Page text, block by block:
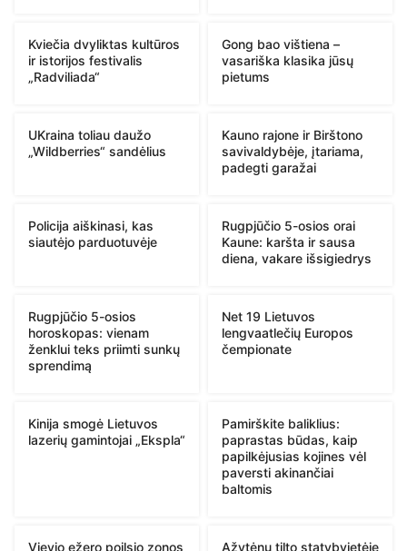
Kviečia dvyliktas kultūros
ir istorijos festivalis
„Radviliada“
Gong bao vištiena –
vasariška klasika jūsų
pietums
UKraina toliau daužo
„Wildberries“ sandėlius
Kauno rajone ir Birštono
savivaldybėje, įtariama,
padegti garažai
Policija aiškinasi, kas
siautėjo parduotuvėje
Rugpjūčio 5-osios orai
Kaune: karšta ir sausa
diena, vakare išsigiedrys
Rugpjūčio 5-osios
horoskopas: vienam
ženklui teks priimti sunkų
sprendimą
Net 19 Lietuvos
lengvaatlečių Europos
čempionate
Kinija smogė Lietuvos
lazerių gamintojai „Ekspla“
Pamirškite baliklius:
paprastas būdas, kaip
papilkėjusias kojines vėl
paversti akinančiai
baltomis
Vievio ežero poilsio zonos
Ažytėnų tilto statybvietėje